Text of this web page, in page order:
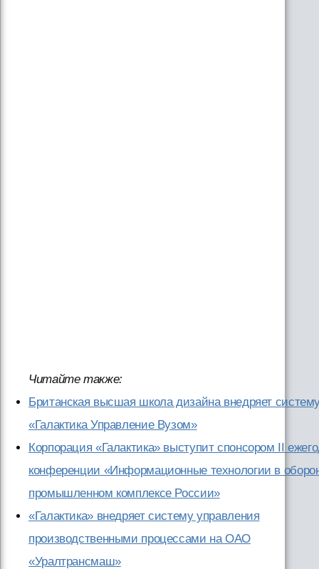
Читайте также:
Британская высшая школа дизайна внедряет
«Галактика Управление Вузом»
Корпорация «Галактика» выступит спонсором II
конференции «Информационные технологии в
промышленном комплексе России»
«Галактика» внедряет систему управления
производственными процессами на ОАО
«Уралтрансмаш»